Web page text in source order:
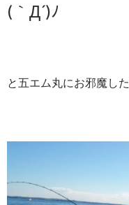
(｀Д´)ﾉ
と五エム丸にお邪魔した